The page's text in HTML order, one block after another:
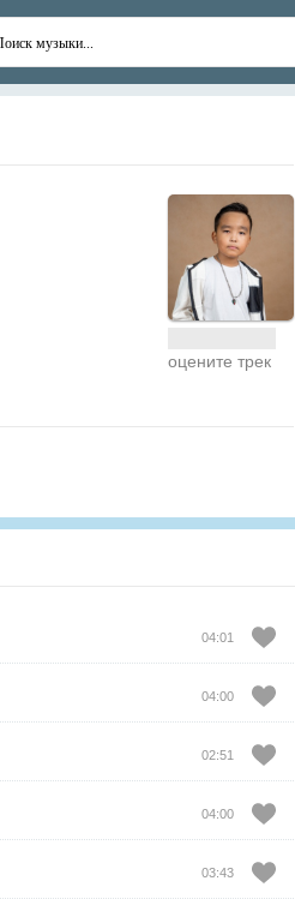
оцените трек
04:01
04:00
02:51
04:00
03:43